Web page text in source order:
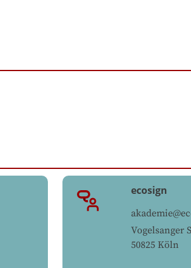
ecosign
Vogelsanger
50825 Köln